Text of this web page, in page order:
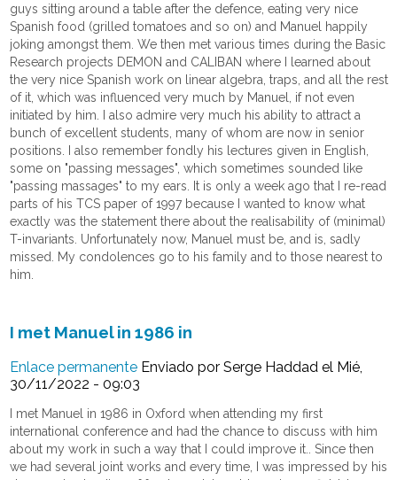
guys sitting around a table after the defence, eating very nice
Spanish food (grilled tomatoes and so on) and Manuel happily
joking amongst them. We then met various times during the Basic
Research projects DEMON and CALIBAN where I learned about
the very nice Spanish work on linear algebra, traps, and all the rest
of it, which was influenced very much by Manuel, if not even
initiated by him. I also admire very much his ability to attract a
bunch of excellent students, many of whom are now in senior
positions. I also remember fondly his lectures given in English,
some on "passing messages", which sometimes sounded like
"passing massages" to my ears. It is only a week ago that I re-read
parts of his TCS paper of 1997 because I wanted to know what
exactly was the statement there about the realisability of (minimal)
T-invariants. Unfortunately now, Manuel must be, and is, sadly
missed. My condolences go to his family and to those nearest to
him.
I met Manuel in 1986 in
Enlace permanente Enviado porSerge Haddad el Mié,
30/11/2022 - 09:03
I met Manuel in 1986 in Oxford when attending my first
international conference and had the chance to discuss with him
about my work in such a way that I could improve it.. Since then
we had several joint works and every time, I was impressed by his